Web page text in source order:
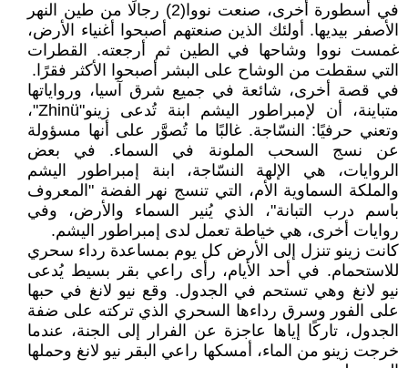
في أسطورة أخرى، صنعت نووا(2) رجالًا من طين النهر
الأصفر بيديها. أولئك الذين صنعتهم أصبحوا أغنياء الأرض،
غمست نووا وشاحها في الطين ثم أرجعته. القطرات
التي سقطت من الوشاح على البشر أصبحوا الأكثر فقرًا.
في قصة أخرى، شائعة في جميع شرق آسيا، ورواياتها
متباينة، أن لإمبراطور اليشم ابنة تُدعى زينو"Zhinü"،
وتعني حرفيًا: النسّاجة. غالبًا ما تُصوَّر على أنها مسؤولة
عن نسج السحب الملونة في السماء. في بعض
الروايات، هي الإلهة النسّاجة، ابنة إمبراطور اليشم
والملكة السماوية الأم، التي تنسج نهر الفضة "المعروف
باسم درب التبانة"، الذي يُنير السماء والأرض، وفي
روايات أخرى، هي خياطة تعمل لدى إمبراطور اليشم.
كانت زينو تنزل إلى الأرض كل يوم بمساعدة رداء سحري
للاستحمام. في أحد الأيام، رأى راعي بقر بسيط يُدعى
نيو لانغ وهي تستحم في الجدول. وقع نيو لانغ في حبها
على الفور وسرق رداءها السحري الذي تركته على ضفة
الجدول، تاركًا إياها عاجزة عن الفرار إلى الجنة، عندما
خرجت زينو من الماء، أمسكها راعي البقر نيو لانغ وحملها